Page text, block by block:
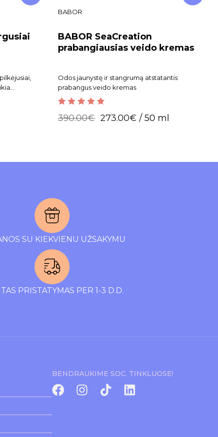
BABOR
BABOR SeaCreation
prabangiausias veido kremas
Odos jaunystę ir stangrumą atstatantis
prabangus veido kremas
390.00€ 273.00€ / 50 ml
SU KIEKVIENU UŽSAKYMU
PRISTATYMAS PER 1-3 D.D.
BENDRAUKIME SOC. TINKLUOSE!